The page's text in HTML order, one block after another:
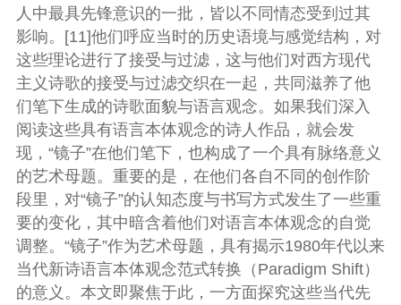
人中最具先锋意识的一批，皆以不同情态受到过其
影响。[11]他们呼应当时的历史语境与感觉结构，对
这些理论进行了接受与过滤，这与他们对西方现代
主义诗歌的接受与过滤交织在一起，共同滋养了他
们笔下生成的诗歌面貌与语言观念。如果我们深入
阅读这些具有语言本体观念的诗人作品，就会发
现，“镜子”在他们笔下，也构成了一个具有脉络意义
的艺术母题。重要的是，在他们各自不同的创作阶
段里，对“镜子”的认知态度与书写方式发生了一些重
要的变化，其中暗含着他们对语言本体观念的自觉
调整。“镜子”作为艺术母题，具有揭示1980年代以来
当代新诗语言本体观念范式转换（Paradigm Shift）
的意义。本文即聚焦于此，一方面探究这些当代先